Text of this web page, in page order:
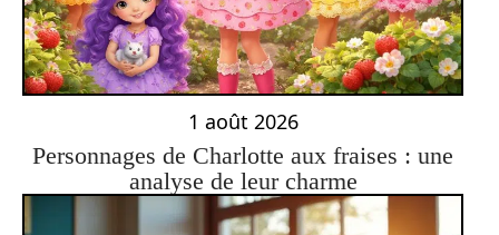
1 août 2026
Personnages de Charlotte aux fraises : une
analyse de leur charme